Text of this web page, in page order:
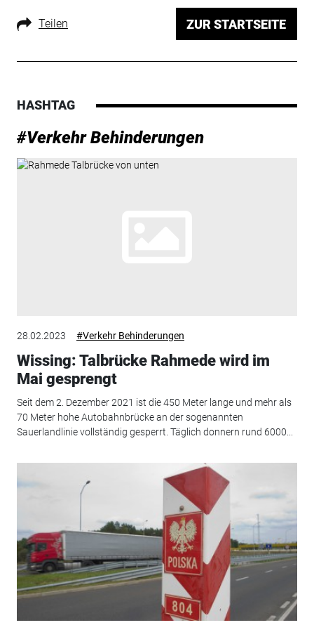
Teilen ZUR STARTSEITE
HASHTAG
#Verkehr Behinderungen
28.02.2023 #Verkehr Behinderungen
Wissing: Talbrücke Rahmede wird im
Mai gesprengt
Seit dem 2. Dezember 2021 ist die 450 Meter lange und mehr als
70 Meter hohe Autobahnbrücke an der sogenannten
Sauerlandlinie vollständig gesperrt. Täglich donnern rund 6000...